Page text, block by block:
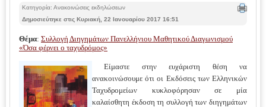
Κατηγορία: Ανακοινώσεις εκδηλώσεων
Δημοσιεύτηκε στις Κυριακή, 22 Ιανουαρίου 2017 16:51
Θέμα: Συλλογή Διηγημάτων Πανελλήνιου Μαθητικού Διαγωνισμού
«Όσα φέρνει ο ταχυδρόμος»
Είμαστε στην ευχάριστη θέση να
ανακοινώσουμε ότι οι Εκδόσεις των Ελληνικών
Ταχυδρομείων κυκλοφόρησαν σε μία
καλαίσθητη έκδοση τη συλλογή των διηγημάτων